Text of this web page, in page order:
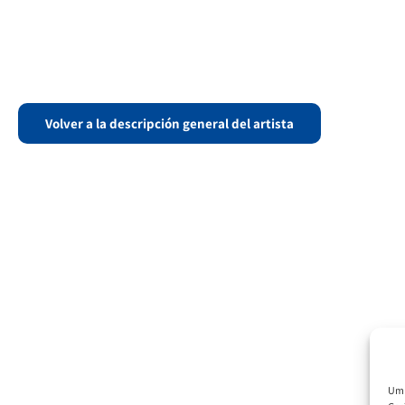
Volver a la descripción general del artista